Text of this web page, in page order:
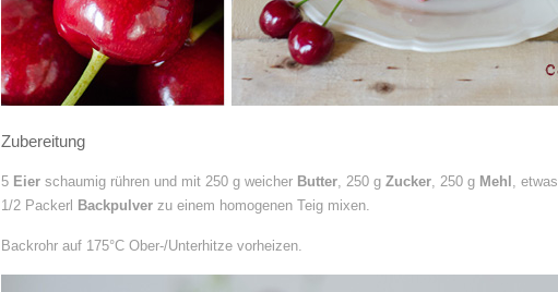
Zubereitung
5 Eier schaumig rühren und mit 250 g weicher Butter, 250 g Zucker, 250 g Mehl , etwas
1/2 Packerl Backpulver zu einem homogenen Teig mixen.
Backrohr auf 175°C Ober-/Unterhitze vorheizen.